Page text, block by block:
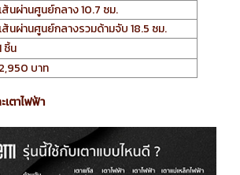
เส้นผ่านศูนย์กลาง 10.7 ซม.
เส้นผ่านศูนย์กลางรวมด้ามจับ 18.5 ซม.
ชิ้น
2,950 บาท
เตาไฟฟ้า